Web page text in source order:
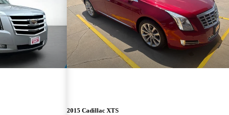
2015 Cadillac XTS